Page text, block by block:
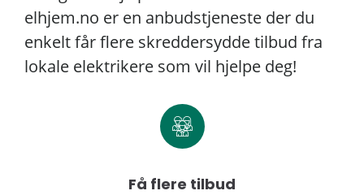
elhjem.no er en anbudstjeneste der du
enkelt får flere skreddersydde tilbud fra
lokale elektrikere som vil hjelpe deg!
Få flere tilbud